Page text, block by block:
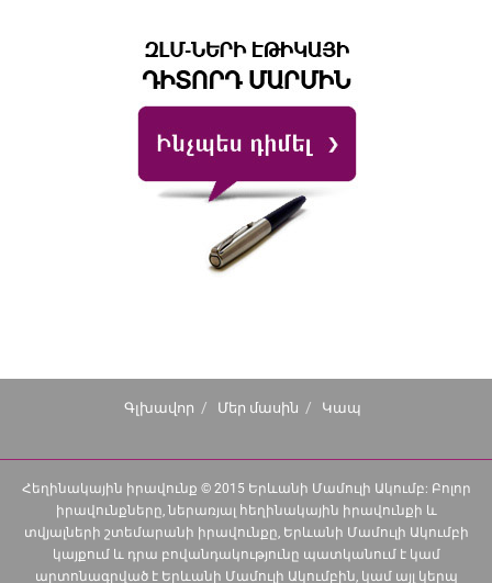
Գլխավոր Մեր մասին Կապ
Հեղինակային իրավունք © 2015 Երևանի Մամուլի Ակումբ: Բոլոր
իրավունքները, ներառյալ հեղինակային իրավունքի և
տվյալների շտեմարանի իրավունքը, Երևանի Մամուլի Ակումբի
կայքում և դրա բովանդակությունը պատկանում է կամ
արտոնագրված է Երևանի Մամուլի Ակումբին, կամ այլ կերպ